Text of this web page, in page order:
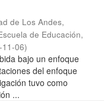
de Los Andes,
de Educación,
06)
bajo un enfoque
del enfoque
tuvo como
...